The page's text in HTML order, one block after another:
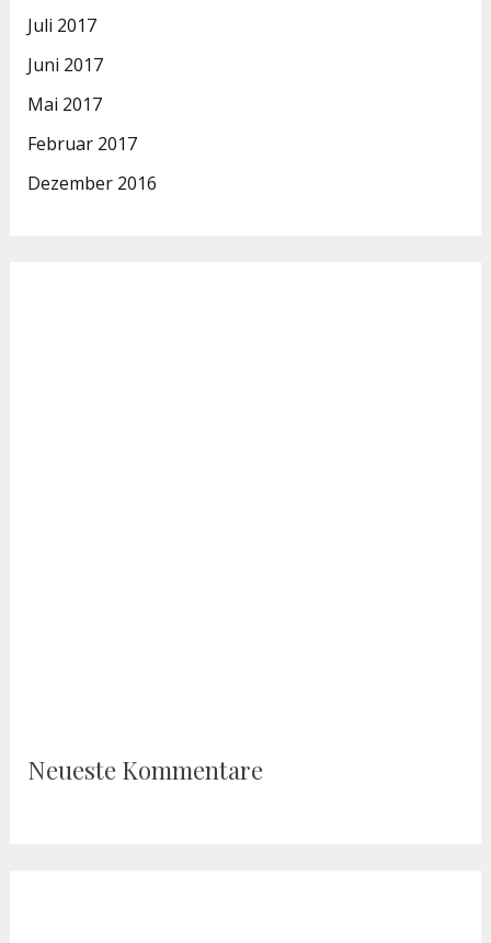
Juli 2017
Juni 2017
Mai 2017
Februar 2017
Dezember 2016
Neueste Kommentare